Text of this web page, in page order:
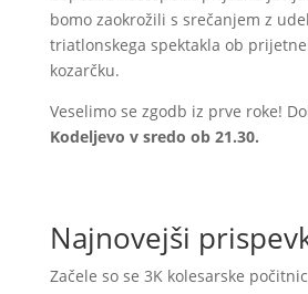
bomo zaokrožili s srečanjem z
triatlonskega spektakla ob
kozarčku.
Veselimo se zgodb iz prve roke!
Kodeljevo v sredo ob 21.30.
Najnovejši
Začele so se 3K kolesarske